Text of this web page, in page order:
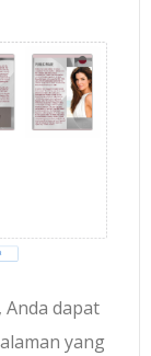
Anda dapat
yang